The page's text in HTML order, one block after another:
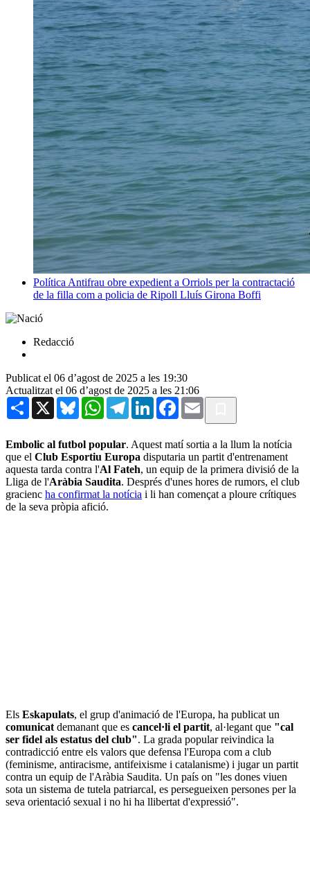
Política Antifrau obre expedient a Orriols per la contractació
de la filla com a policia de Ripoll Lluís Girona Boffi
Redacció
Publicat el 06 d’agost de 2025 a les 19:30
Actualitzat el 06 d’agost de 2025 a les 21:06
Share X BlueskyWhatsAppTelegramLinkedInFacebook
Email
Embolic al futbol popular. Aquest matí sortia a la llum la notícia
que el Club Esportiu Europa disputaria un partit d'entrenament
aquesta tarda contra l'Al Fateh, un equip de la primera divisió de la
Lliga de l'Aràbia Saudita. Després d'unes hores de rumors, el club
gracienc ha confirmat la notícia i li han començat a ploure crítiques
de la seva pròpia afició.
Els Eskapulats, el grup d'animació de l'Europa, ha publicat un
comunicat demanant que es cancel·li el partit, al·legant que "cal
ser fidel als estatus del club". La grada popular reivindica la
contradicció entre els valors que defensa l'Europa com a club
(feminisme, antiracisme, antifeixisme i catalanisme) i jugar un partit
contra un equip de l'Aràbia Saudita. Un país on "les dones viuen
sota un sistema de tutela patriarcal, es persegueixen persones per la
seva orientació sexual i no hi ha llibertat d'expressió".